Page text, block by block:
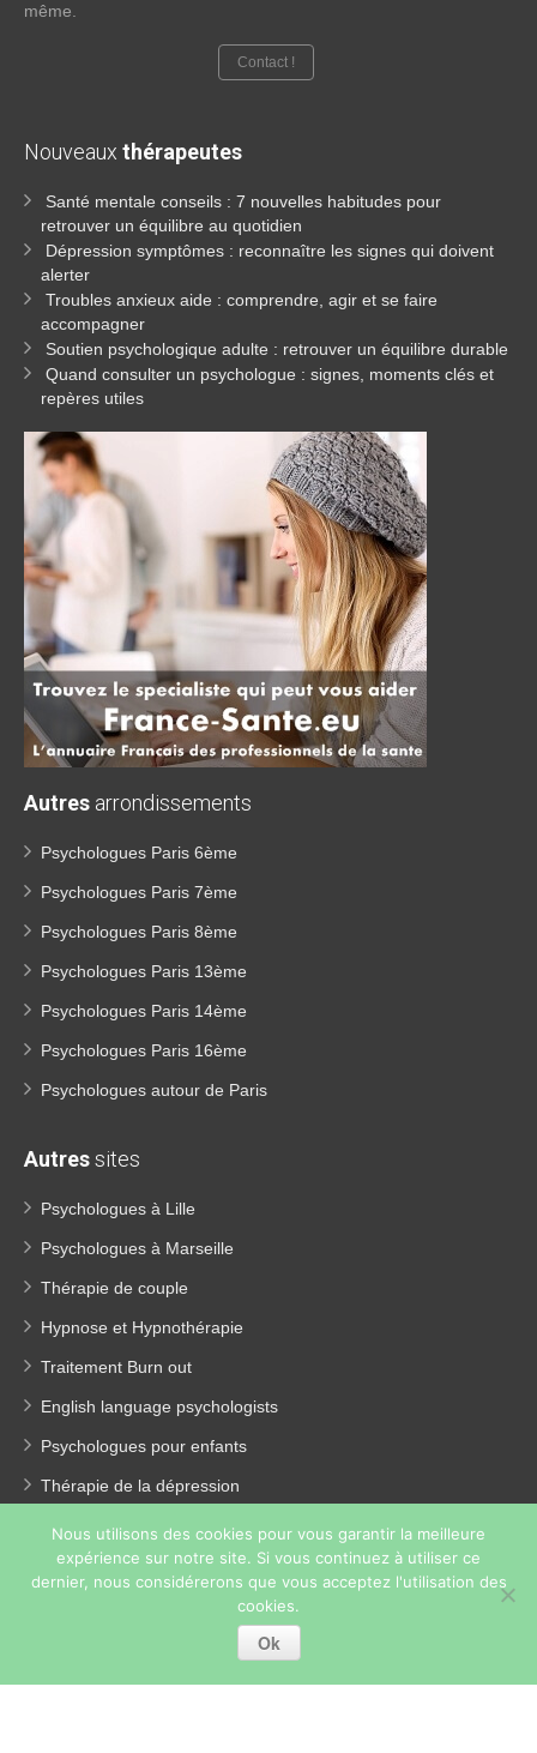
même.
Contact !
Nouveaux thérapeutes
Santé mentale conseils : 7 nouvelles habitudes pour
retrouver un équilibre au quotidien
Dépression symptômes : reconnaître les signes qui doivent
alerter
Troubles anxieux aide : comprendre, agir et se faire
accompagner
Soutien psychologique adulte : retrouver un équilibre durable
Quand consulter un psychologue : signes, moments clés et
repères utiles
Autres arrondissements
Psychologues Paris 6ème
Psychologues Paris 7ème
Psychologues Paris 8ème
Psychologues Paris 13ème
Psychologues Paris 14ème
Psychologues Paris 16ème
Psychologues autour de Paris
Autressites
Psychologues à Lille
Psychologues à Marseille
Thérapie de couple
Hypnose et Hypnothérapie
Traitement Burn out
English language psychologists
Psychologues pour enfants
Thérapie de la dépression
Perte de poids
Coach coaching france
Nous utilisons des cookies pour vous garantir la meilleure
expérience sur notre site. Si vous continuez à utiliser ce
dernier, nous considérerons que vous acceptez l'utilisation des
cookies.
Ok